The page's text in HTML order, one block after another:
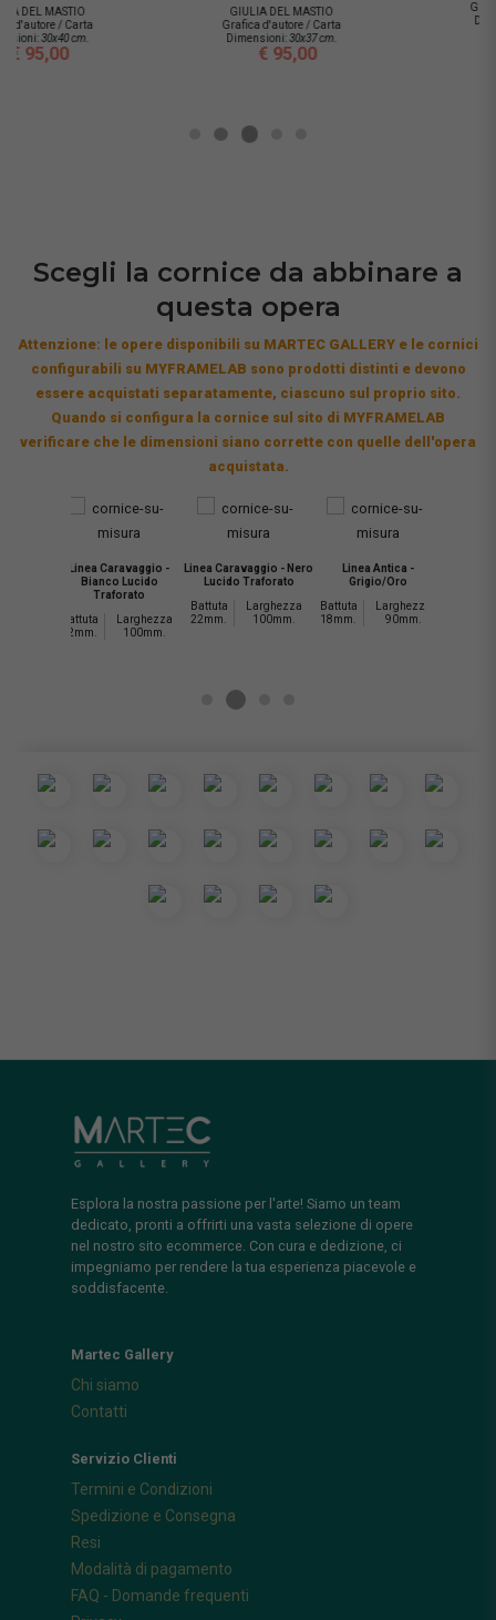
GIULIA DEL MASTIO
Grafica d'autore / Carta
Dimensioni:
Grafica d'autore / Carta
Dimensioni:
Scegli la cornice da abbinare a
questa opera
Attenzione: le opere disponibili su MARTEC GALLERY e le cornici
configurabili su MYFRAMELAB sono prodotti distinti e devono
essere acquistati separatamente, ciascuno sul proprio sito.
Quando si configura la cornice sul sito di MYFRAMELAB
verificare che le dimensioni siano corrette con quelle dell'opera
acquistata.
Esplora la nostra passione per l'arte! Siamo un team
dedicato, pronti a offrirti una vasta selezione di opere
nel nostro sito ecommerce. Con cura e dedizione, ci
impegniamo per rendere la tua esperienza piacevole e
soddisfacente.
Martec Gallery
Chi siamo
Contatti
Servizio Clienti
Termini e Condizioni
Spedizione e Consegna
Resi
Modalità di pagamento
FAQ - Domande frequenti